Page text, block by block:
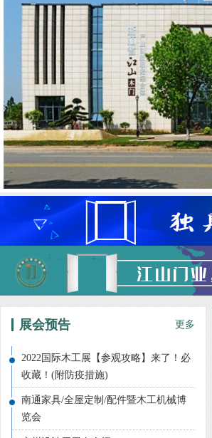
展会预告 更多
2022国际木工展【参观攻略】来了！必
收藏！(附防疫措施)
南通家具/全屋定制/配件暨木工机械博
览会